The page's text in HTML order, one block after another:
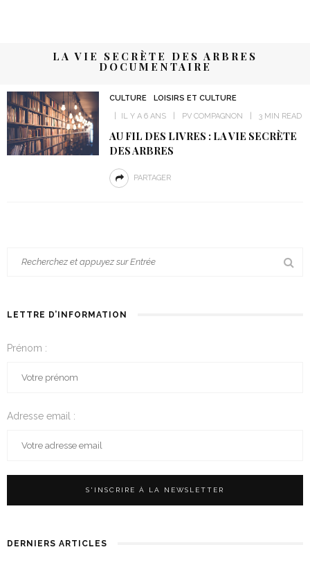
LA VIE SECRÈTE DES ARBRES
DOCUMENTAIRE
CULTURE
LOISIRS ET CULTURE
IL Y A 6 ANS
PV COMPAGNON 3 MIN READ
AU FIL DES LIVRES : LA VIE SECRÈTE
DES ARBRES
PARTAGER
LETTRE D’INFORMATION
Prénom :
Adresse email :
DERNIERS ARTICLES